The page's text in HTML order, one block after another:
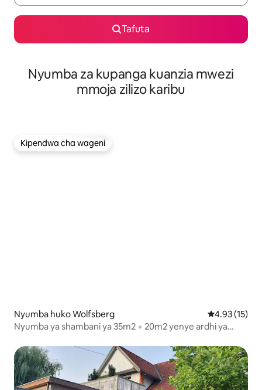
Tafuta
Nyumba za kupanga kuanzia mwezi
mmoja zilizo karibu
Kipendwa cha wageni
Kipendwa cha wageni
Nyumba huko Wolfsberg Ukadiriaji wa
4.93 (15)
Nyumba ya shambani ya 35m2 + 20m2 yenye ardhi ya